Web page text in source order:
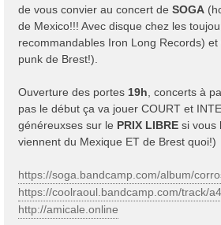
de vous convier au concert de SOGA
de Mexico!!! Avec disque chez les
recommandables Iron Long Records) et
punk de Brest!).
Ouverture des portes 19h , concerts à
pas le début ça va jouer COURT et
généreuxses sur le PRIX LIBRE si vous
viennent du Mexique ET de Brest quoi!)
https://soga.bandcamp.com/album/
https://coolraoul.bandcamp.com/track/
http://amicale.online